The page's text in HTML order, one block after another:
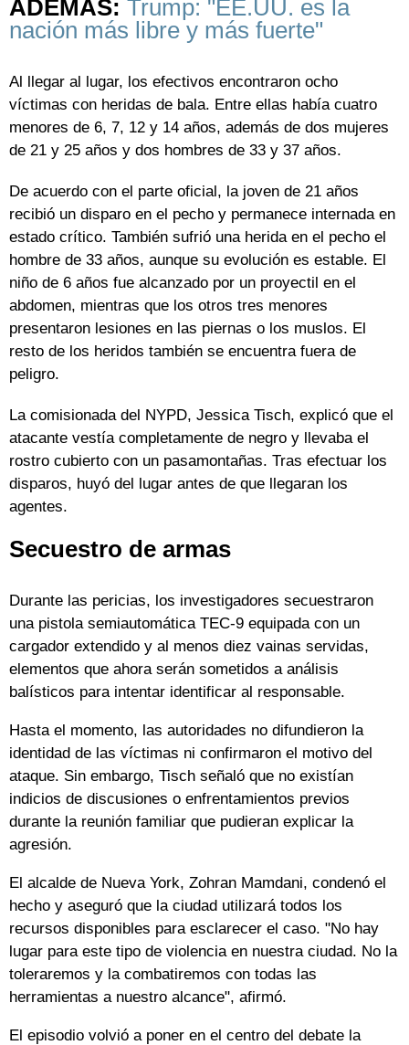
ADEMÁS: Trump: "EE.UU. es la
nación más libre y más fuerte"
Al llegar al lugar, los efectivos encontraron ocho
víctimas con heridas de bala. Entre ellas había cuatro
menores de 6, 7, 12 y 14 años, además de dos mujeres
de 21 y 25 años y dos hombres de 33 y 37 años.
De acuerdo con el parte oficial, la joven de 21 años
recibió un disparo en el pecho y permanece internada en
estado crítico. También sufrió una herida en el pecho el
hombre de 33 años, aunque su evolución es estable. El
niño de 6 años fue alcanzado por un proyectil en el
abdomen, mientras que los otros tres menores
presentaron lesiones en las piernas o los muslos. El
resto de los heridos también se encuentra fuera de
peligro.
La comisionada del NYPD, Jessica Tisch, explicó que el
atacante vestía completamente de negro y llevaba el
rostro cubierto con un pasamontañas. Tras efectuar los
disparos, huyó del lugar antes de que llegaran los
agentes.
Secuestro de armas
Durante las pericias, los investigadores secuestraron
una pistola semiautomática TEC-9 equipada con un
cargador extendido y al menos diez vainas servidas,
elementos que ahora serán sometidos a análisis
balísticos para intentar identificar al responsable.
Hasta el momento, las autoridades no difundieron la
identidad de las víctimas ni confirmaron el motivo del
ataque. Sin embargo, Tisch señaló que no existían
indicios de discusiones o enfrentamientos previos
durante la reunión familiar que pudieran explicar la
agresión.
El alcalde de Nueva York, Zohran Mamdani, condenó el
hecho y aseguró que la ciudad utilizará todos los
recursos disponibles para esclarecer el caso. "No hay
lugar para este tipo de violencia en nuestra ciudad. No la
toleraremos y la combatiremos con todas las
herramientas a nuestro alcance", afirmó.
El episodio volvió a poner en el centro del debate la